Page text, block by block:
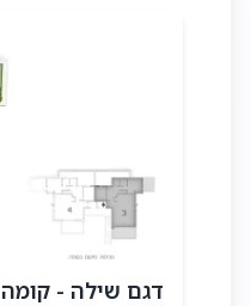
דגם שילה - קומה 1